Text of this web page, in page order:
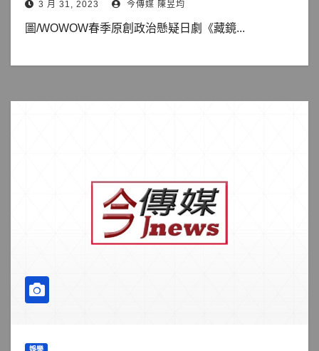
3 月 31, 2023 今傳媒 陳昱均
圖/WOWOW春季原創政治懸疑日劇《藏鏡...
娛樂